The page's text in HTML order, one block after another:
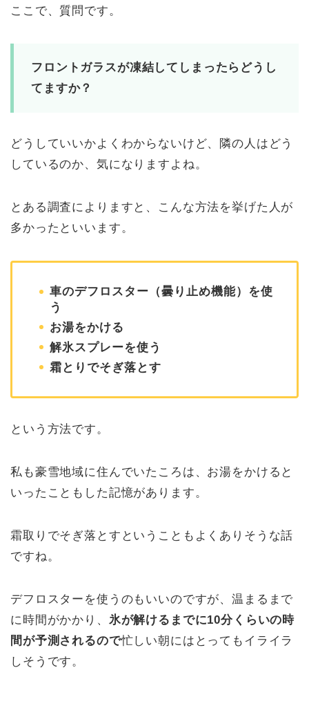
ここで、質問です。
フロントガラスが凍結してしまったらどうし
てますか？
どうしていいかよくわからないけど、隣の人はどう
しているのか、気になりますよね。
とある調査によりますと、こんな方法を挙げた人が
多かったといいます。
車のデフロスター（曇り止め機能）を使
う
お湯をかける
解氷スプレーを使う
霜とりでそぎ落とす
という方法です。
私も豪雪地域に住んでいたころは、お湯をかけると
いったこともした記憶があります。
霜取りでそぎ落とすということもよくありそうな話
ですね。
デフロスターを使うのもいいのですが、温まるまで
に時間がかかり、 氷が解けるまでに10分くらいの時
間が予測されるので忙しい朝にはとってもイライラ
しそうです。